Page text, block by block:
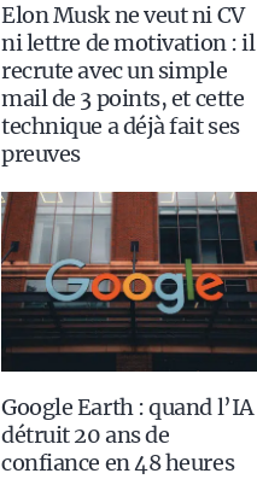
Elon Musk ne veut ni CV
ni lettre de motivation : il
recrute avec un simple
mail de 3 points, et cette
technique a déjà fait ses
preuves
Google Earth : quand l’IA
détruit 20 ans de
confiance en 48 heures